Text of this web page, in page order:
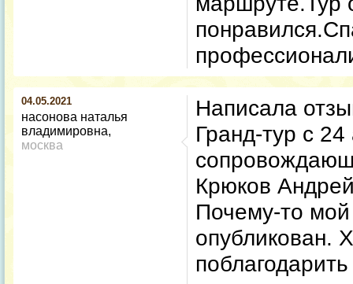
04.05.2021
насонова наталья
владимировна
москва
Написала
Гранд-тур с
Крюков
Почему-то
опубликован.